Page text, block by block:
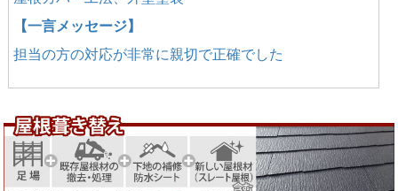
【一言メッセージ】
担当の方の対応が非常に親切で正確でした